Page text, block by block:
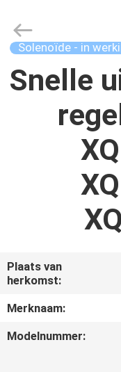
HUIS
PRODUCTEN
ONGEVEER
FABRIEKSREIS
CONTACTEER
ONS
Rights
Reserved.
Developed
ECER
Solenoïde - in
Snelle
Plaats van
herkomst:
Merknaam:
Modelnummer: